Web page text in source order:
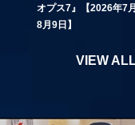
オプス7』【2026年7
8月9日】
VIEW